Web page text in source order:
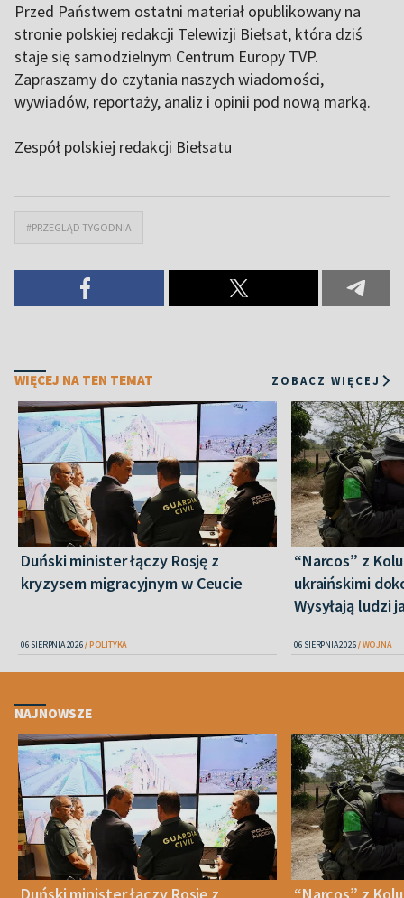
Przed Państwem ostatni materiał opublikowany na
stronie polskiej redakcji Telewizji Biełsat, która dziś
staje się samodzielnym Centrum Europy TVP.
Zapraszamy do czytania naszych wiadomości,
wywiadów, reportaży, analiz i opinii pod nową marką.
Zespół polskiej redakcji Biełsatu
#PRZEGLĄD TYGODNIA
WIĘCEJ NA TEN TEMAT ZOBACZ WIĘCEJ
Duński minister łączy Rosję z
kryzysem migracyjnym w Ceucie
06 SIERPNIA 2026 POLITYKA
“Narcos” z
ukraińskimi
Wysyłają ludzi
06 SIERPNIA 2026 WOJNA
NAJNOWSZE